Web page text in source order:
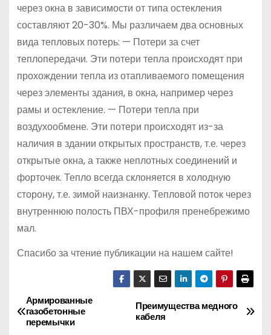
через окна в зависимости от типа остекления
составляют 20-30%. Мы различаем два основных
вида тепловых потерь: — Потери за счет
теплопередачи. Эти потери тепла происходят при
прохождении тепла из отапливаемого помещения
через элементы здания, в окна, например через
рамы и остекление. — Потери тепла при
воздухообмене. Эти потери происходят из-за
наличия в здании открытых пространств, т.е. через
открытые окна, а также неплотных соединений и
форточек. Тепло всегда склоняется в холодную
сторону, т.е. зимой наизнанку. Тепловой поток через
внутреннюю полость ПВХ-профиля пренебрежимо
мал.
Спасибо за чтение публикации на нашем сайте!
Н
Преимущества медного
кабеля
Армированные
газобетонные
перемычки